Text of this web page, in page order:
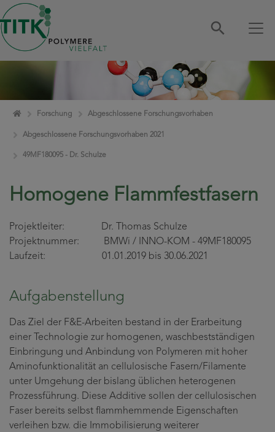
Zum Inhalt springen
HomeForschung Abgeschlossene Forschungsvorhaben
Abgeschlossene Forschungsvorhaben 2021
49MF180095 - Dr. Schulze
Homogene Flammfestfasern
Projektleiter: Dr. Thomas Schulze
Projektnummer: BMWi / INNO-KOM - 49MF180095
Laufzeit: 01.01.2019 bis 30.06.2021
Aufgabenstellung
Das Ziel der F&E-Arbeiten bestand in der Erarbeitung
einer Technologie zur homogenen, waschbestständigen
Einbringung und Anbindung von Polymeren mit hoher
Aminofunktionalität an cellulosische Fasern/Filamente
unter Umgehung der bislang üblichen heterogenen
Prozessführung. Diese Additive sollen der cellulosischen
Faser bereits selbst flammhemmende Eigenschaften
verleihen bzw. die Immobilisierung weiterer